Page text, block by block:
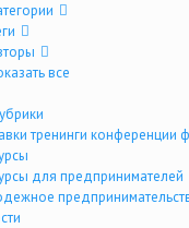
все
тренинги конференции
для предпринимателей